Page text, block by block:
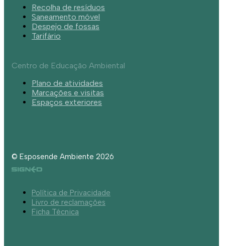
Recolha de resíduos
Saneamento móvel
Despejo de fossas
Tarifário
Centro de Educação Ambiental
Plano de atividades
Marcações e visitas
Espaços exteriores
© Esposende Ambiente 2026
Política de Privacidade
Livro de reclamações
Ficha Técnica